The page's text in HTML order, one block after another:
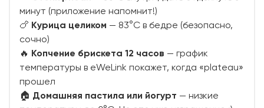
минут (приложение напомнит!)
🍗 Курица целиком — 83°C в бедре (безопасно,
сочно)
🔥
Копчение брискета 12 часов — график
температуры в eWeLink покажет, когда «plateau»
прошел
🏠 Домашняя пастила или йогурт — низкие